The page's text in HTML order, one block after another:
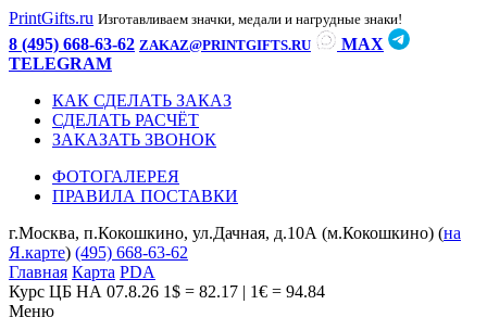
PrintGifts.ru Изготавливаем значки, медали и нагрудные знаки!
8 (495) 668-63-62 ZAKAZ@PRINTGIFTS.RU
MAX
TELEGRAM
КАК СДЕЛАТЬ ЗАКАЗ
СДЕЛАТЬ РАСЧЁТ
ЗАКАЗАТЬ ЗВОНОК
ФОТОГАЛЕРЕЯ
ПРАВИЛА ПОСТАВКИ
г.Москва, п.Кокошкино, ул.Дачная, д.10А (м.Кокошкино) (на
Я.карте) (495) 668-63-62
Главная Карта PDA
Курс ЦБ НА 07.8.26 1$ = 82.17 | 1€ = 94.84
Меню